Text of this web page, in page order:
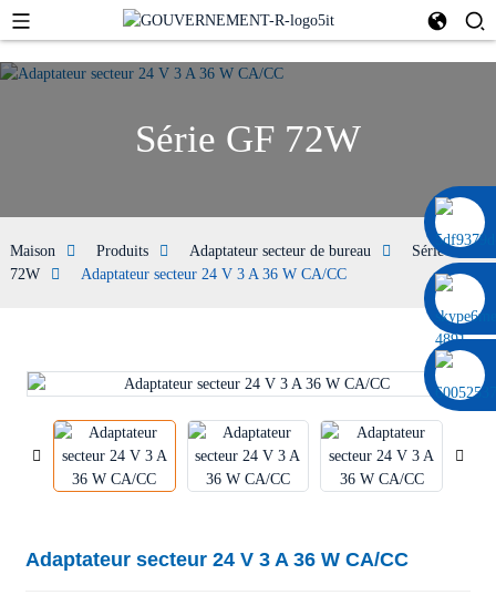
0086 13322920697
Série GF 72W
Maison Produits Adaptateur secteur de bureau
Série GF
72W
Adaptateur secteur 24 V 3 A 36 W CA/CC
Adaptateur secteur 24 V 3 A 36 W CA/CC